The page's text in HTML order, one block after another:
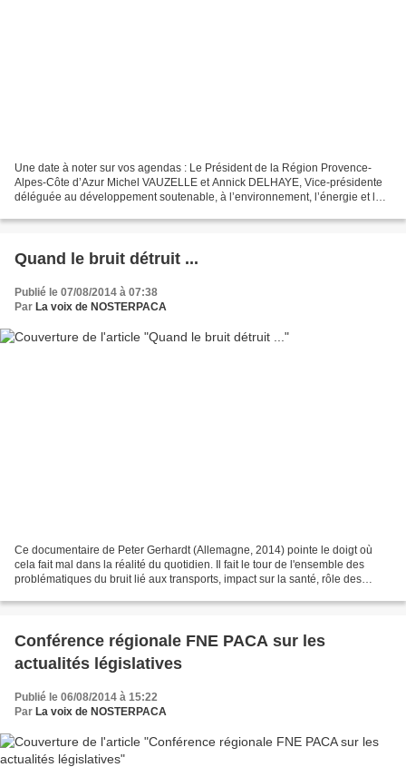
Une date à noter sur vos agendas : Le Président de la Région Provence-
Alpes-Côte d’Azur Michel VAUZELLE et Annick DELHAYE, Vice-présidente
déléguée au développement soutenable, à l’environnement, l’énergie et le
Quand le bruit détruit ...
Publié le 07/08/2014 à 07:38
Par La voix de NOSTERPACA
Ce documentaire de Peter Gerhardt (Allemagne, 2014) pointe le doigt où
cela fait mal dans la réalité du quotidien. Il fait le tour de l'ensemble des
problématiques du bruit lié aux transports, impact sur la santé, rôle des
Conférence régionale FNE PACA sur les
actualités législatives
Publié le 06/08/2014 à 15:22
Par La voix de NOSTERPACA